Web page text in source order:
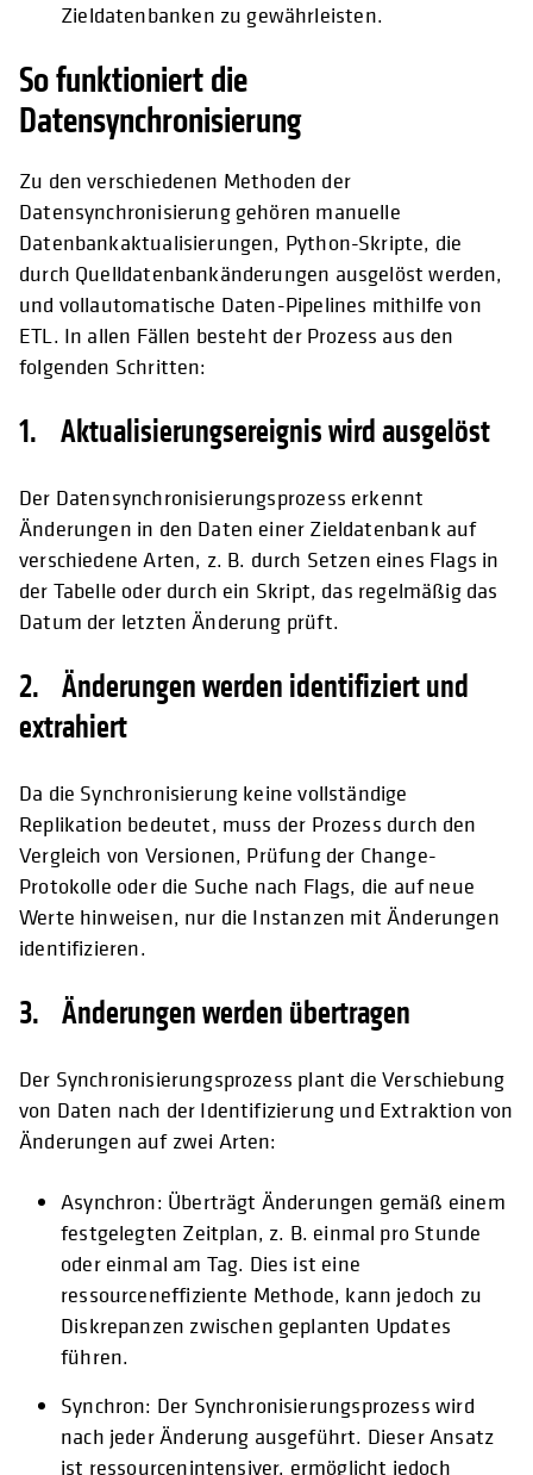
Zieldatenbanken zu gewährleisten.
So funktioniert die
Datensynchronisierung
Zu den verschiedenen Methoden der
Datensynchronisierung gehören manuelle
Datenbankaktualisierungen, Python-Skripte, die
durch Quelldatenbankänderungen ausgelöst werden,
und vollautomatische Daten-Pipelines mithilfe von
ETL. In allen Fällen besteht der Prozess aus den
folgenden Schritten:
1. Aktualisierungsereignis wird ausgelöst
Der Datensynchronisierungsprozess erkennt
Änderungen in den Daten einer Zieldatenbank auf
verschiedene Arten, z. B. durch Setzen eines Flags in
der Tabelle oder durch ein Skript, das regelmäßig das
Datum der letzten Änderung prüft.
2. Änderungen werden identifiziert und
extrahiert
Da die Synchronisierung keine vollständige
Replikation bedeutet, muss der Prozess durch den
Vergleich von Versionen, Prüfung der Change-
Protokolle oder die Suche nach Flags, die auf neue
Werte hinweisen, nur die Instanzen mit Änderungen
identifizieren.
3. Änderungen werden übertragen
Der Synchronisierungsprozess plant die Verschiebung
von Daten nach der Identifizierung und Extraktion von
Änderungen auf zwei Arten:
Asynchron: Überträgt Änderungen gemäß einem
festgelegten Zeitplan, z. B. einmal pro Stunde
oder einmal am Tag. Dies ist eine
ressourceneffiziente Methode, kann jedoch zu
Diskrepanzen zwischen geplanten Updates
führen.
Synchron: Der Synchronisierungsprozess wird
nach jeder Änderung ausgeführt. Dieser Ansatz
ist ressourcenintensiver, ermöglicht jedoch